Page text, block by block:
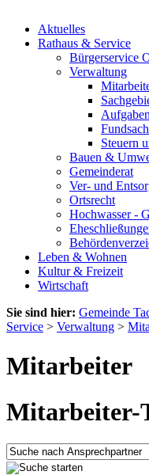
Aktuelles
Rathaus & Service
Bürgerservice
Verwaltung
Aufgaben
Steuern
Bauen &
Gemeinderat
Ver- und
Ortsrecht
Hochwasser -
Leben & Wohnen
Kultur & Freizeit
Wirtschaft
Sie sind hier: Gemeinde
Service > Verwaltung >
Mitarbeiter
Mitarbeiter-